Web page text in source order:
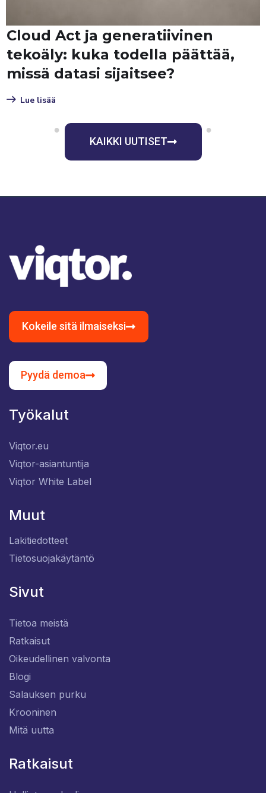
Cloud Act ja generatiivinen
tekoäly: kuka todella päättää,
missä datasi sijaitsee?
Lue lisää
1 9
KAIKKI UUTISET
Kokeile sitä ilmaiseksi
Pyydä demoa
Työkalut
Viqtor.eu
Viqtor-asiantuntija
Viqtor White Label
Muut
Lakitiedotteet
Tietosuojakäytäntö
Sivut
Tietoa meistä
Ratkaisut
Oikeudellinen valvonta
Blogi
Salauksen purku
Krooninen
Mitä uutta
Ratkaisut